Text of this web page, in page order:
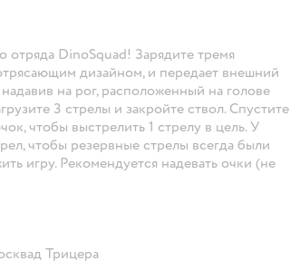
отряда DinoSquad! Зарядите тремя
дизайном, и передает внешний
на рог, расположенный на голове
3 стрелы и закройте ствол. Спустите
чтобы выстрелить 1 стрелу в цель. У
чтобы резервные стрелы всегда были
игру. Рекомендуется надевать очки (не
Трицера